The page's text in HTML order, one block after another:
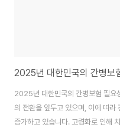
2025년 대한민국의 간병보
2025년 대한민국의 간병보험 필
의 전환을 앞두고 있으며, 이에 따라
증가하고 있습니다. 고령화로 인해